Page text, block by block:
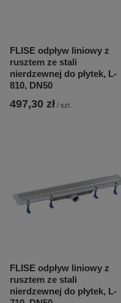
FLISE odpływ liniowy z
rusztem ze stali
nierdzewnej do płytek, L-
810, DN50
497,30 zł / szt.
FLISE odpływ liniowy z
rusztem ze stali
nierdzewnej do płytek, L-